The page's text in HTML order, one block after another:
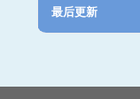
最后更新